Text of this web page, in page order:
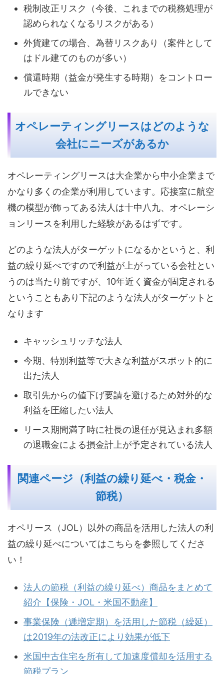
税制改正リスク（今後、これまでの税務処理が
認められなくなるリスクがある）
外貨建ての場合、為替リスクあり（案件として
はドル建てのものが多い）
償還時期（益金が発生する時期）をコントロー
ルできない
オペレーティングリースはどのような
会社にニーズがあるか
オペレーティングリースは大企業から中小企業まで
かなり多くの企業が利用しています。応接室に航空
機の模型が飾ってある法人は十中八九、オペレーシ
ョンリースを利用した経験があるはずです。
どのような法人がターゲットになるかというと、利
益の繰り延べですので利益が上がっている会社とい
うのは当たり前ですが、10年近く資金が固定される
ということもあり下記のような法人がターゲットと
なります
キャッシュリッチな法人
今期、特別利益等で大きな利益がスポット的に
出た法人
取引先からの値下げ要請を避けるため対外的な
利益を圧縮したい法人
リース期間満了時に社長の退任が見込まれ多額
の退職金による損金計上が予定されている法人
関連ページ（利益の繰り延べ・税金・
節税）
オペリース（JOL）以外の商品を活用した法人の利
益の繰り延べについてはこちらを参照してくださ
い！
法人の節税（利益の繰り延べ）商品をまとめて
紹介【保険・JOL・米国不動産】
事業保険（逓増定期）を活用した節税（繰延）
は2019年の法改正により効果が低下
米国中古住宅を所有して加速度償却を活用する
節税プラン